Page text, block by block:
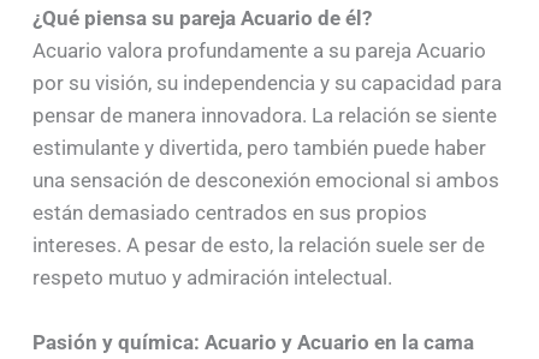
¿Qué piensa su pareja Acuario de él?
Acuario valora profundamente a su pareja Acuario
por su visión, su independencia y su capacidad para
pensar de manera innovadora. La relación se siente
estimulante y divertida, pero también puede haber
una sensación de desconexión emocional si ambos
están demasiado centrados en sus propios
intereses. A pesar de esto, la relación suele ser de
respeto mutuo y admiración intelectual.
Pasión y química: Acuario y Acuario en la cama